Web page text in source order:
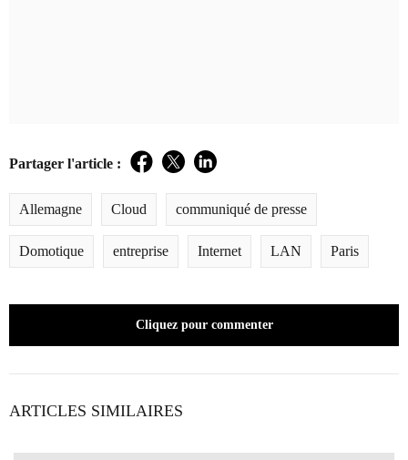
Partager l'article : Facebook
TwitterLinkedIn
Allemagne Cloud communiqué de presse
Domotique entreprise Internet LAN Paris
Cliquez pour commenter
ARTICLES SIMILAIRES